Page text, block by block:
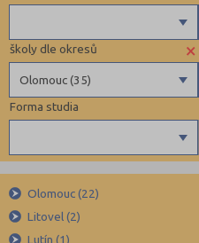
Forma studia
Dálkové
Večerní
×
Olomouc (35)
školy dle okresů
Benešov (12)
Blansko (13)
Brno-město (67)
Brno-venkov (15)
Gymnázia
4 letá gymnázia
6 letá gymnázia
Se sportovní přípravou
Lycea
Technické a IT obory
Olomouc (22)
Litovel (2)
Lutín (1)